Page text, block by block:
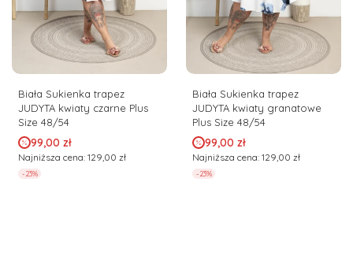
Biała Sukienka trapez
JUDYTA kwiaty czarne Plus
Size 48/54
Cena promocyjna
99,00 zł
Najniższa cena: 129,00 zł
-23%
Biała Sukienka trapez
JUDYTA kwiaty granatowe
Plus Size 48/54
Cena promocyjna
99,00 zł
Najniższa cena: 129,00 zł
-23%